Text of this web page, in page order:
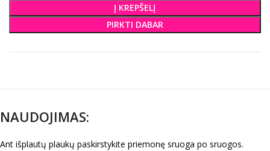
Į KREPŠELĮ
PIRKTI DABAR
NAUDOJIMAS:
Ant išplautų plaukų paskirstykite priemonę sruoga po sruogos.